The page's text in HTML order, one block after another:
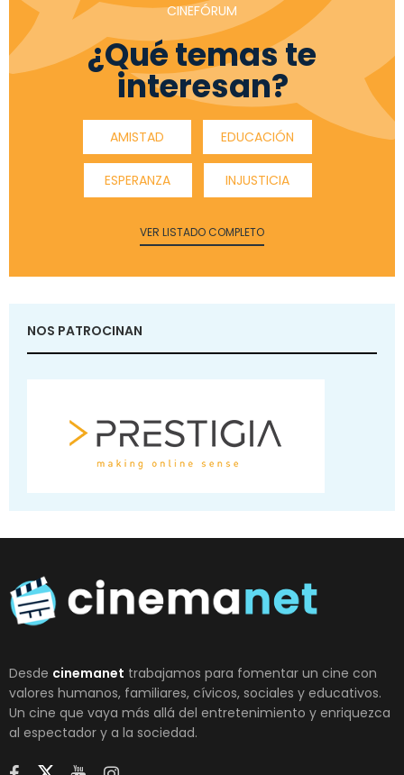
CINEFÓRUM
¿Qué temas te
interesan?
AMISTAD EDUCACIÓN
ESPERANZA INJUSTICIA
VER LISTADO COMPLETO
NOS PATROCINAN
Desde cinemanet trabajamos para fomentar un cine con
valores humanos, familiares, cívicos, sociales y educativos.
Un cine que vaya más allá del entretenimiento y enriquezca
al espectador y a la sociedad.